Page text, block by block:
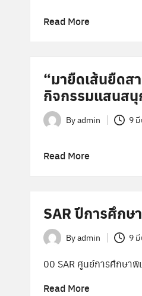
Read More
“มายืดเส้นยืด
กิจกรรมแสนสนุ
Posted
Byadmin 9
Read More
SAR ปีการศึกษ
Posted
by
Byadmin 9
00 SAR ศูนย์การศึกษา
Read More